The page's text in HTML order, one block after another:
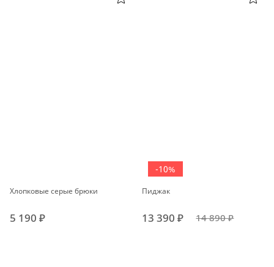
Хлопковые серые брюки
5 190 ₽
-10%
Пиджак
13 390 ₽ 14 890 ₽